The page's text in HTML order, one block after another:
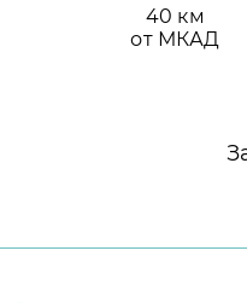
40 км
от МКАД